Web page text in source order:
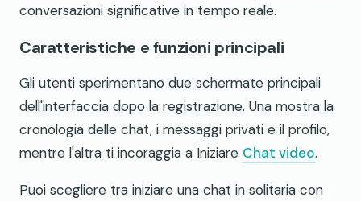
conversazioni significative in tempo reale.
Caratteristiche e funzioni principali
Gli utenti sperimentano due schermate principali
dell'interfaccia dopo la registrazione. Una mostra la
cronologia delle chat, i messaggi privati e il profilo,
mentre l'altra ti incoraggia a Iniziare Chat video.
Puoi scegliere tra iniziare una chat in solitaria con